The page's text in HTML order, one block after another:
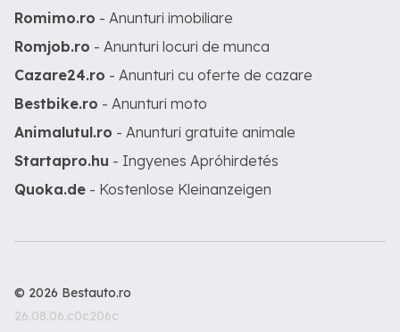
Romimo.ro - Anunturi imobiliare
Romjob.ro - Anunturi locuri de munca
Cazare24.ro - Anunturi cu oferte de cazare
Bestbike.ro - Anunturi moto
Animalutul.ro - Anunturi gratuite animale
Startapro.hu - Ingyenes Apróhirdetés
Quoka.de - Kostenlose Kleinanzeigen
© 2026 Bestauto.ro
26.08.06.c0c206c